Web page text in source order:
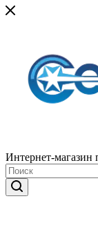
Интернет-магазин